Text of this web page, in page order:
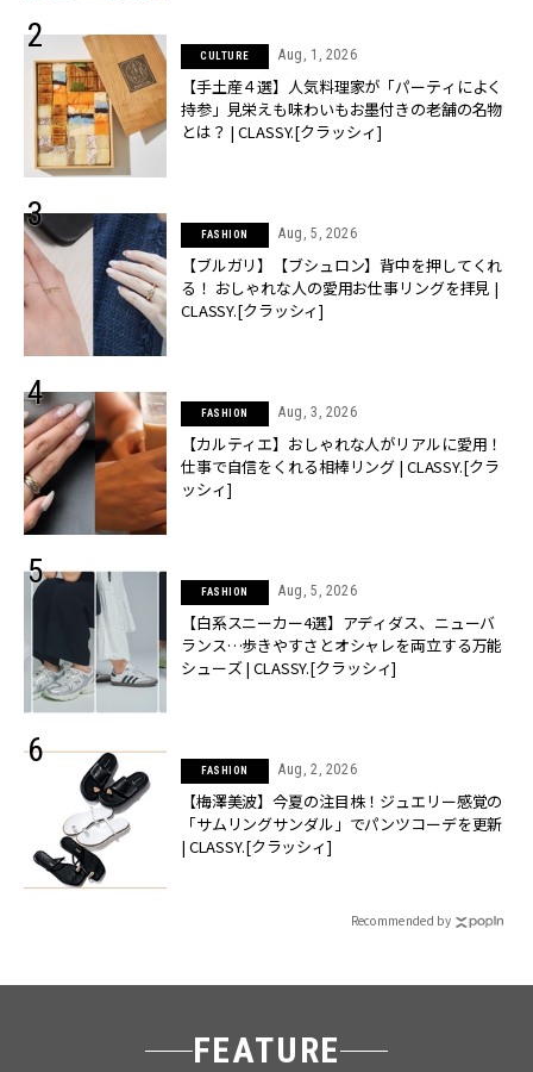
CULTURE Aug, 1, 2026
【手土産４選】人気料理家が「パーティによく
持参」見栄えも味わいもお墨付きの老舗の名物
とは？ | CLASSY.[クラッシィ]
FASHION Aug, 5, 2026
【ブルガリ】【ブシュロン】背中を押してくれ
る！ おしゃれな人の愛用お仕事リングを拝見 |
CLASSY.[クラッシィ]
FASHION Aug, 3, 2026
【カルティエ】おしゃれな人がリアルに愛用！
仕事で自信をくれる相棒リング | CLASSY.[クラ
ッシィ]
FASHION Aug, 5, 2026
【白系スニーカー4選】アディダス、ニューバ
ランス…歩きやすさとオシャレを両立する万能
シューズ | CLASSY.[クラッシィ]
FASHION Aug, 2, 2026
【梅澤美波】今夏の注目株！ジュエリー感覚の
「サムリングサンダル」でパンツコーデを更新
| CLASSY.[クラッシィ]
Recommended by
FEATURE